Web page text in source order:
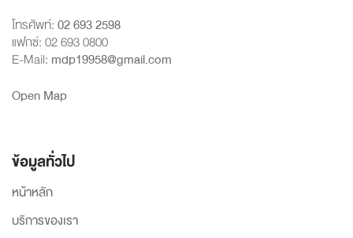
โทรศัพท์:02 693 2598
แฟกซ์: 02 693 0800
E-Mail: mdp19958@gmail.com
Open Map
ข้อมูลทั่วไป
หน้าหลัก
บริการของเรา